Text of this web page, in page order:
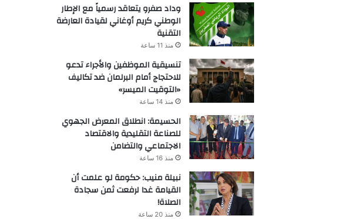
وداد صفرو يتعاقد رسمياً مع الإطار
الوطني كريم أوغاني لقيادة العارضة
التقنية
منذ 11 ساعة
تنسيقية الموظفين والأجراء تدعو
للاحتجاج أمام البرلمان ضد تكاليف
«التوقيت الميسر»
منذ 14 ساعة
الحسيمة: انطلاق المعرض الجهوي
للصناعة التقليدية والاقتصاد
الاجتماعي والتضامن
منذ 16 ساعة
نبيلة منيب: حكومة لو علمت أن
القيامة غدا لرفعت ثمن سجادة
الصلاة!
منذ 20 ساعة